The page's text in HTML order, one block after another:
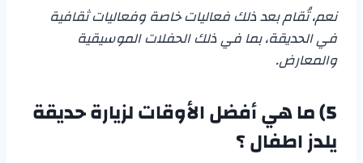
نعم، تُقام بعد ذلك فعاليات خاصة وفعاليات ثقافية
في الحديقة، بما في ذلك الحفلات الموسيقية
والمعارض.
5) ما هي أفضل الأوقات لزيارةحديقة
يلدز اطفال؟